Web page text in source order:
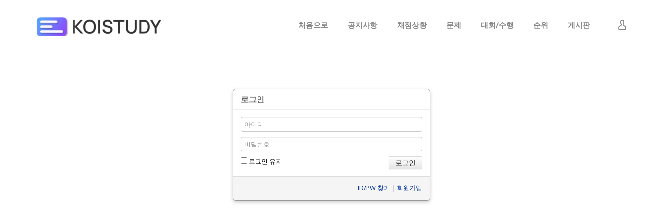
처음으로 공지사항 채점상황 문제 대회/수행 순위 게시판
로그인
로그인 유지
ID/PW 찾기 | 회원가입